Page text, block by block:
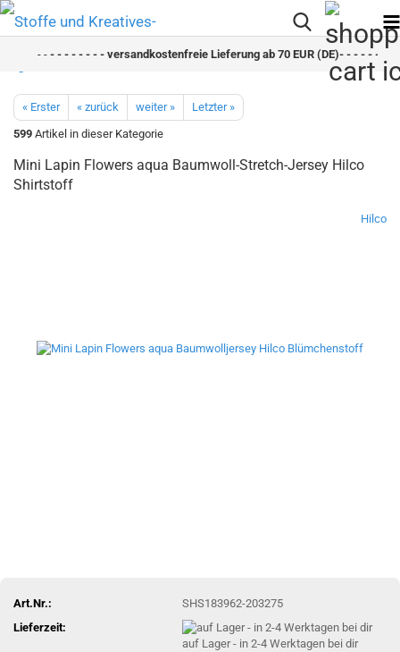
- - - - - - - - versandkostenfreie Lieferung ab 70 EUR (DE)- - - - - - - -
« Erster « zurück weiter »
Letzter »
599 Artikel in dieser Kategorie
Mini Lapin Flowers aqua Baumwoll-Stretch-Jersey Hilco
Shirtstoff
Hilco
Art.Nr.:
SHS183962-203275
Lieferzeit:
auf Lager - in 2-4 Werktagen bei dir